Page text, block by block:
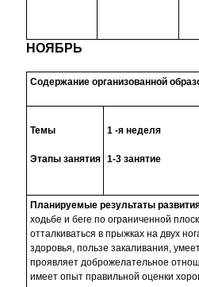
НОЯБРЬ
Содержание организованной
Темы
Этапы занятия
1 -я неделя
1-3 занятие
Планируемые результаты
ходьбе и беге по ограниченной
отталкиваться в прыжках на двух
здоровья, пользе закаливания,
проявляет доброжелательное
имеет опыт правильной оценки